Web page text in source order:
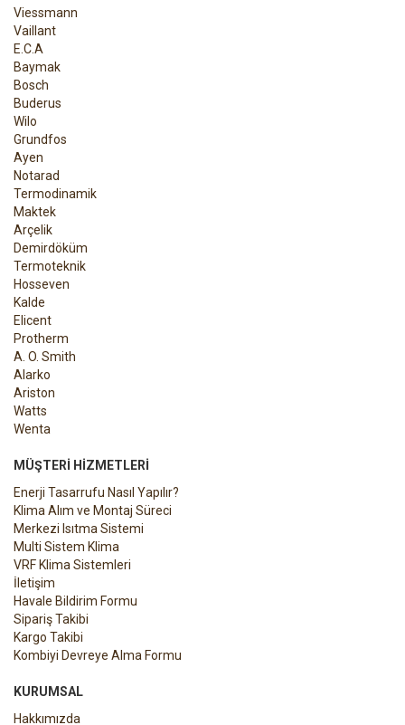
Viessmann
Vaillant
E.C.A
Baymak
Bosch
Buderus
Wilo
Grundfos
Ayen
Notarad
Termodinamik
Maktek
Arçelik
Demirdöküm
Termoteknik
Hosseven
Kalde
Elicent
Protherm
A. O. Smith
Alarko
Ariston
Watts
Wenta
MÜŞTERI HIZMETLERI
Enerji Tasarrufu Nasıl Yapılır?
Klima Alım ve Montaj Süreci
Merkezi Isıtma Sistemi
Multi Sistem Klima
VRF Klima Sistemleri
İletişim
Havale Bildirim Formu
Sipariş Takibi
Kargo Takibi
Kombiyi Devreye Alma Formu
KURUMSAL
Hakkımızda